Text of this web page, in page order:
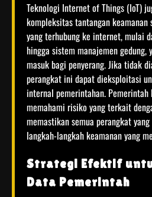
Teknologi Internet of Things (IoT)
kompleksitas tantangan keamanan
yang terhubung ke internet, mulai
hingga sistem manajemen
masuk bagi penyerang. Jika tidak
perangkat ini dapat dieksploitasi
internal pemerintahan. Pemerintah
memahami risiko yang terkait
memastikan semua perangkat
langkah-langkah keamanan yang
Strategi Efektif
Data Pemerintah